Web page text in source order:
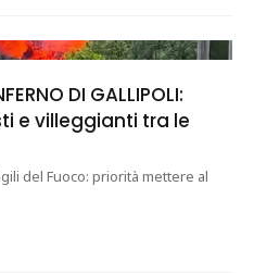
DI GALLIPOLI:
e villeggianti tra le
del Fuoco: priorità mettere al